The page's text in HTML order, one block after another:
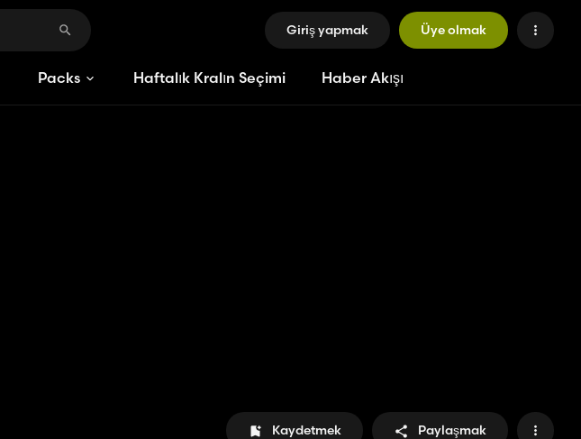
Giriş yapmak Üye olmak
Packs Haftalık Kralın Seçimi Haber Akışı
Kaydetmek Paylaşmak